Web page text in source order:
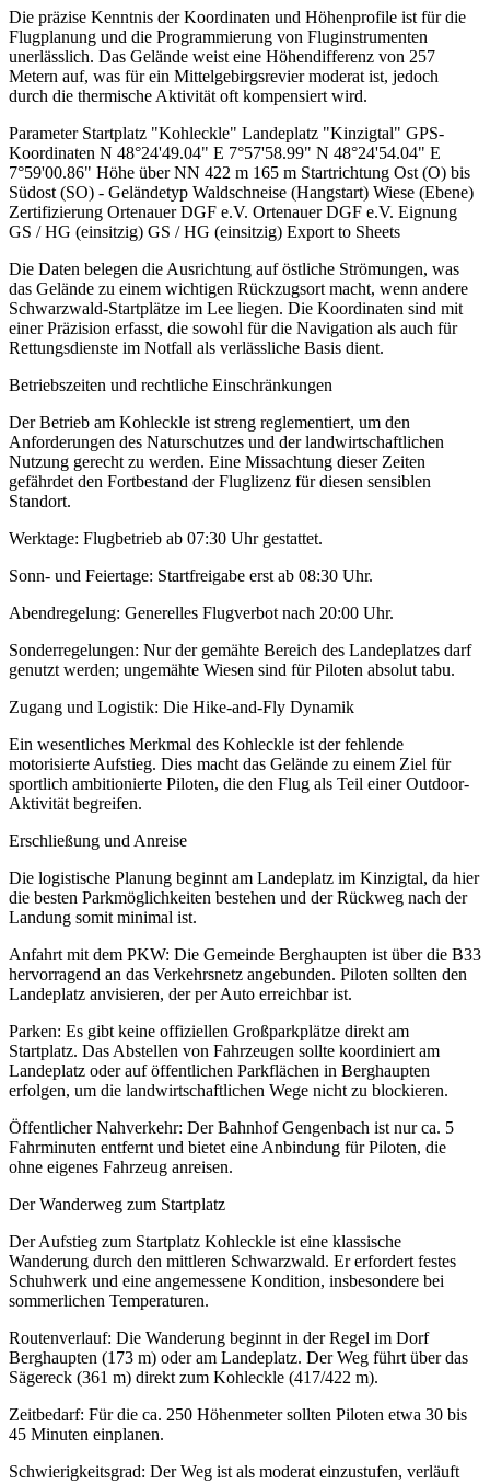
Die präzise Kenntnis der Koordinaten und Höhenprofile ist für die
Flugplanung und die Programmierung von Fluginstrumenten
unerlässlich. Das Gelände weist eine Höhendifferenz von 257
Metern auf, was für ein Mittelgebirgsrevier moderat ist, jedoch
durch die thermische Aktivität oft kompensiert wird.
Parameter Startplatz "Kohleckle" Landeplatz "Kinzigtal" GPS-
Koordinaten N 48°24'49.04" E 7°57'58.99" N 48°24'54.04" E
7°59'00.86" Höhe über NN 422 m 165 m Startrichtung Ost (O) bis
Südost (SO) - Geländetyp Waldschneise (Hangstart) Wiese (Ebene)
Zertifizierung Ortenauer DGF e.V. Ortenauer DGF e.V. Eignung
GS / HG (einsitzig) GS / HG (einsitzig) Export to Sheets
Die Daten belegen die Ausrichtung auf östliche Strömungen, was
das Gelände zu einem wichtigen Rückzugsort macht, wenn andere
Schwarzwald-Startplätze im Lee liegen. Die Koordinaten sind mit
einer Präzision erfasst, die sowohl für die Navigation als auch für
Rettungsdienste im Notfall als verlässliche Basis dient.
Betriebszeiten und rechtliche Einschränkungen
Der Betrieb am Kohleckle ist streng reglementiert, um den
Anforderungen des Naturschutzes und der landwirtschaftlichen
Nutzung gerecht zu werden. Eine Missachtung dieser Zeiten
gefährdet den Fortbestand der Fluglizenz für diesen sensiblen
Standort.
Werktage: Flugbetrieb ab 07:30 Uhr gestattet.
Sonn- und Feiertage: Startfreigabe erst ab 08:30 Uhr.
Abendregelung: Generelles Flugverbot nach 20:00 Uhr.
Sonderregelungen: Nur der gemähte Bereich des Landeplatzes darf
genutzt werden; ungemähte Wiesen sind für Piloten absolut tabu.
Zugang und Logistik: Die Hike-and-Fly Dynamik
Ein wesentliches Merkmal des Kohleckle ist der fehlende
motorisierte Aufstieg. Dies macht das Gelände zu einem Ziel für
sportlich ambitionierte Piloten, die den Flug als Teil einer Outdoor-
Aktivität begreifen.
Erschließung und Anreise
Die logistische Planung beginnt am Landeplatz im Kinzigtal, da hier
die besten Parkmöglichkeiten bestehen und der Rückweg nach der
Landung somit minimal ist.
Anfahrt mit dem PKW: Die Gemeinde Berghaupten ist über die B33
hervorragend an das Verkehrsnetz angebunden. Piloten sollten den
Landeplatz anvisieren, der per Auto erreichbar ist.
Parken: Es gibt keine offiziellen Großparkplätze direkt am
Startplatz. Das Abstellen von Fahrzeugen sollte koordiniert am
Landeplatz oder auf öffentlichen Parkflächen in Berghaupten
erfolgen, um die landwirtschaftlichen Wege nicht zu blockieren.
Öffentlicher Nahverkehr: Der Bahnhof Gengenbach ist nur ca. 5
Fahrminuten entfernt und bietet eine Anbindung für Piloten, die
ohne eigenes Fahrzeug anreisen.
Der Wanderweg zum Startplatz
Der Aufstieg zum Startplatz Kohleckle ist eine klassische
Wanderung durch den mittleren Schwarzwald. Er erfordert festes
Schuhwerk und eine angemessene Kondition, insbesondere bei
sommerlichen Temperaturen.
Routenverlauf: Die Wanderung beginnt in der Regel im Dorf
Berghaupten (173 m) oder am Landeplatz. Der Weg führt über das
Sägereck (361 m) direkt zum Kohleckle (417/422 m).
Zeitbedarf: Für die ca. 250 Höhenmeter sollten Piloten etwa 30 bis
45 Minuten einplanen.
Schwierigkeitsgrad: Der Weg ist als moderat einzustufen, verläuft